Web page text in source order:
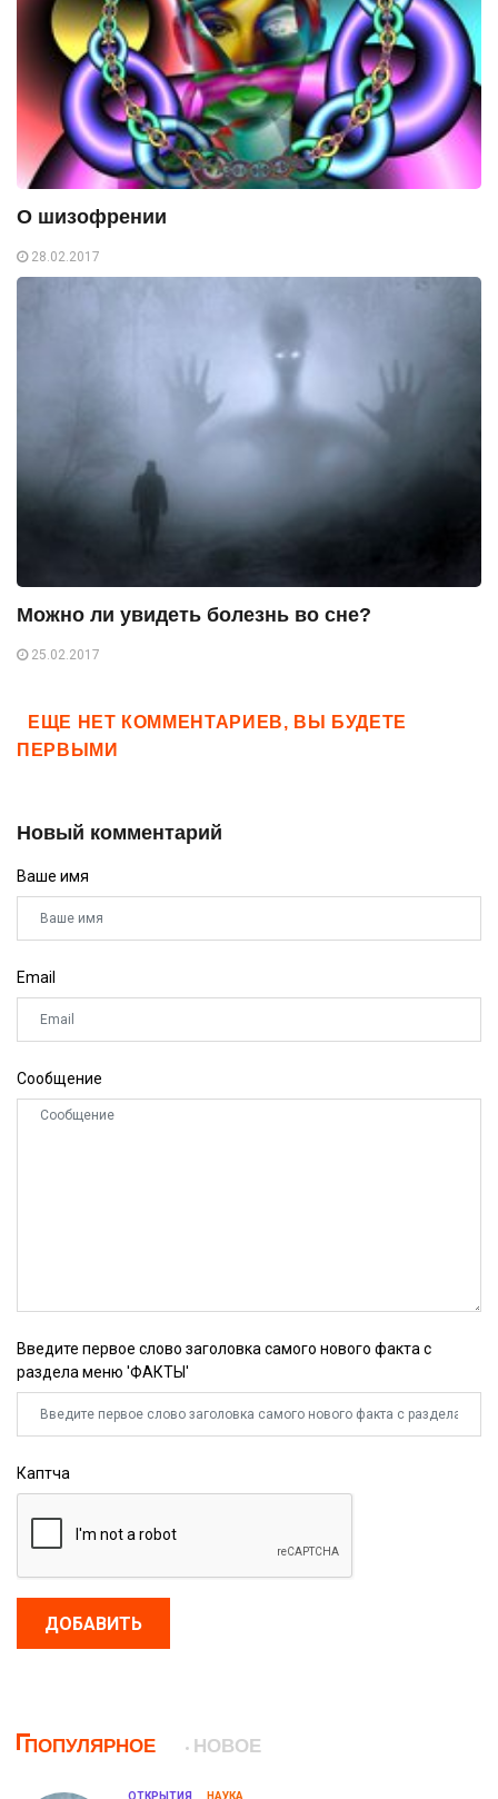
О шизофрении
28.02.2017
Можно ли увидеть болезнь во сне?
25.02.2017
ЕЩЕ НЕТ КОММЕНТАРИЕВ, ВЫ БУДЕТЕ
ПЕРВЫМИ
Новый комментарий
Ваше имя
Email
Сообщение
Введите первое слово заголовка самого нового факта с
раздела меню 'ФАКТЫ'
Каптча
ДОБАВИТЬ
ПОПУЛЯРНОЕ НОВОЕ
ОТКРЫТИЯ НАУКА